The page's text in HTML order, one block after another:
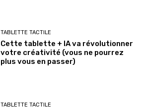
TABLETTE TACTILE
Cette tablette + IA va révolutionner
votre créativité (vous ne pourrez
plus vous en passer)
TABLETTE TACTILE